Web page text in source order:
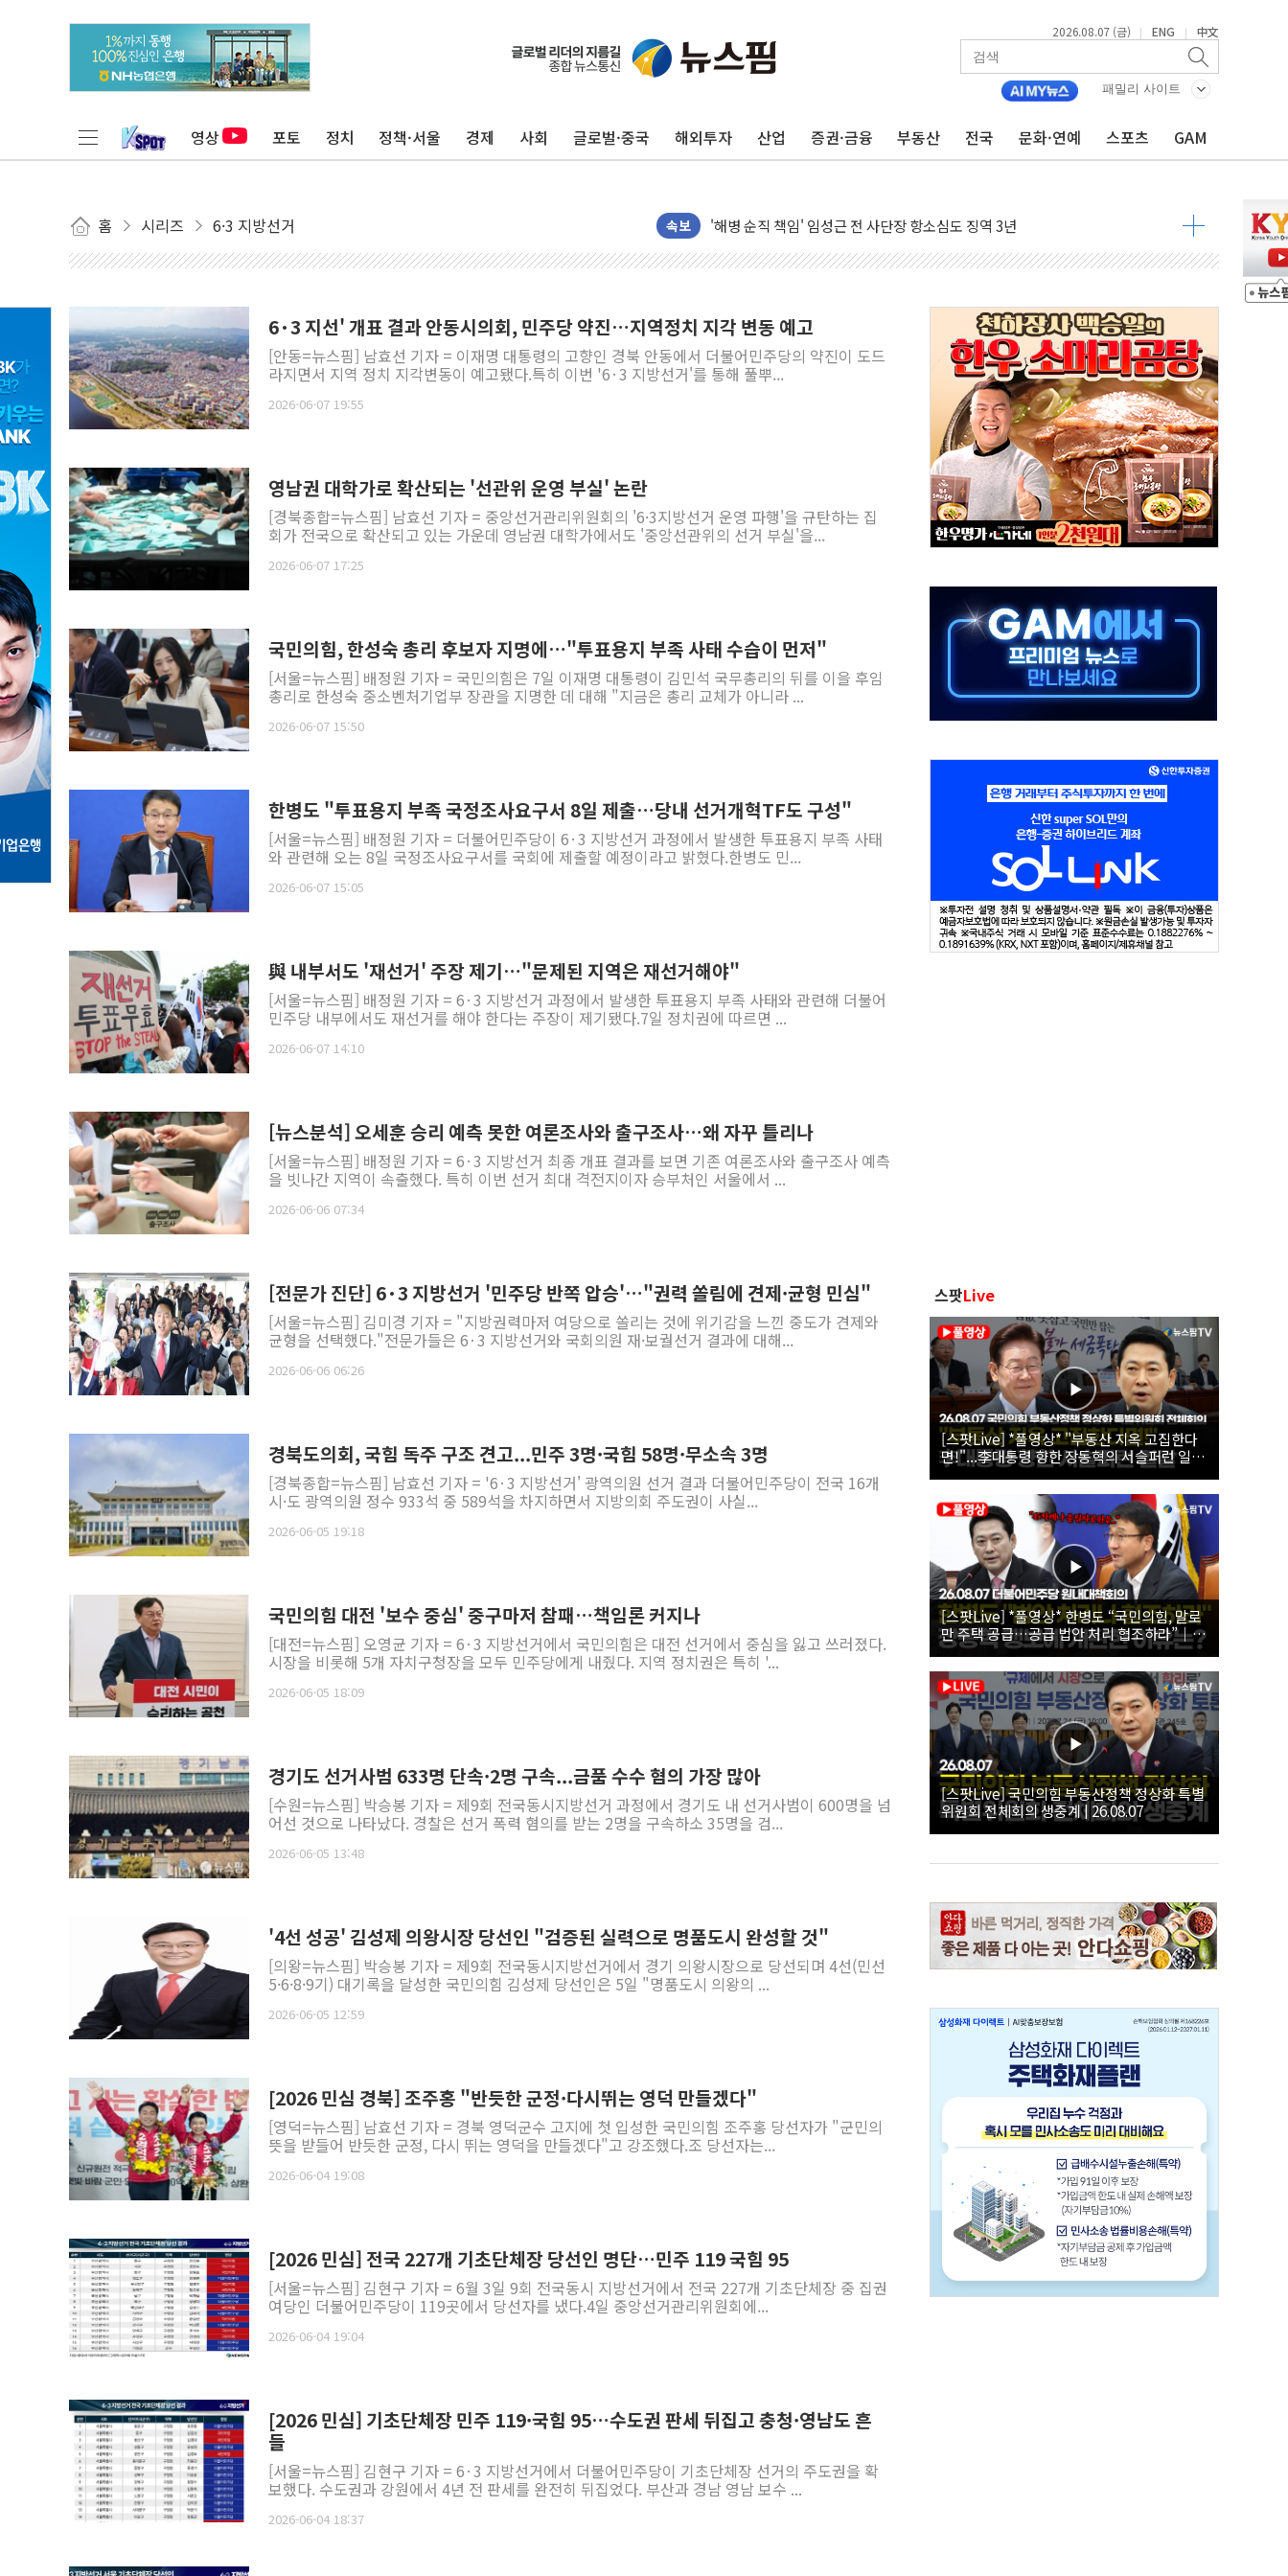
2026.08.07 (금) | ENG | 中文
패밀리 사이트
영상 포토 정치 정책·서울 경제 사회 글로벌·중국 해외투자 산업 증권·금융 부동산 전국 문화·연예 스포츠 GAM
홈 시리즈 6·3 지방선거 속보
전남광주 화정역 인근 도로 4중 추돌…1명 심정지·5명 부상
청도 문수리 야산서 산불 진화 중...진화헬기 3대 투입
헥토이노베이션, 상반기 매출 첫 2000억원 돌파
우리은행, 고창해상풍력에 4000억 금융 지원
민병덕 "오늘 67개 점포 영업 재개...장바구니에 홈플러스 담아달라" 호소
하나금융이 쏘아 올린 CIFO, 금융지주 포용금융 조직개편 신호탄
종합특검, '尹 관저 이전 감사 무마' 유병호 구속 기소
코스피·코스닥 오전 동반 하락…내린 종목이 두 배 넘어
'입추'인데 연일 찜통더위…김성환 기후부 장관 "예측범위 벗어나도 즉시대응"
"최대 2시간 앞서 침수 예측"…건설연, AI 위험기상 기술 개발
유니슨 "국내생산세액공제·인증제도 개선 수혜 기대"
창호 교체하다 난간 무너져…대전서 50대 일용직 추락 사망
장동혁 "규제와 대출 풀고 재개발·재건축 촉진하는 것이 부동산 정상화"
AI에 승부 건 네이버…내년 AI 팩토리 매출 본격화
日, 4~6월 105조원 환시 개입...4월 말 '56조원' 사상 최대
오렌지플래닛 창업재단, 스타트업 지원 프로그램 성료
경찰, '300억대 사기 혐의' 차가원 대표 구속 송치
6·3 지선' 개표 결과 안동시의회, 민주당 약진…지역정치 지각 변동 예고
[안동=뉴스핌] 남효선 기자 = 이재명 대통령의 고향인 경북 안동에서 더불어민주당의 약진이 도드
라지면서 지역 정치 지각변동이 예고됐다.특히 이번 '6·3 지방선거'를 통해 풀뿌...
2026-06-07 19:55
영남권 대학가로 확산되는 '선관위 운영 부실' 논란
[경북종합=뉴스핌] 남효선 기자 = 중앙선거관리위원회의 '6·3지방선거 운영 파행'을 규탄하는 집
회가 전국으로 확산되고 있는 가운데 영남권 대학가에서도 '중앙선관위의 선거 부실'을...
2026-06-07 17:25
국민의힘, 한성숙 총리 후보자 지명에…"투표용지 부족 사태 수습이 먼저"
[서울=뉴스핌] 배정원 기자 = 국민의힘은 7일 이재명 대통령이 김민석 국무총리의 뒤를 이을 후임
총리로 한성숙 중소벤처기업부 장관을 지명한 데 대해 "지금은 총리 교체가 아니라 ...
2026-06-07 15:50
한병도 "투표용지 부족 국정조사요구서 8일 제출…당내 선거개혁TF도 구성"
[서울=뉴스핌] 배정원 기자 = 더불어민주당이 6·3 지방선거 과정에서 발생한 투표용지 부족 사태
와 관련해 오는 8일 국정조사요구서를 국회에 제출할 예정이라고 밝혔다.한병도 민...
2026-06-07 15:05
與 내부서도 '재선거' 주장 제기…"문제된 지역은 재선거해야"
[서울=뉴스핌] 배정원 기자 = 6·3 지방선거 과정에서 발생한 투표용지 부족 사태와 관련해 더불어
민주당 내부에서도 재선거를 해야 한다는 주장이 제기됐다.7일 정치권에 따르면 ...
2026-06-07 14:10
[뉴스분석] 오세훈 승리 예측 못한 여론조사와 출구조사…왜 자꾸 틀리나
[서울=뉴스핌] 배정원 기자 = 6·3 지방선거 최종 개표 결과를 보면 기존 여론조사와 출구조사 예측
을 빗나간 지역이 속출했다. 특히 이번 선거 최대 격전지이자 승부처인 서울에서 ...
2026-06-06 07:34
[전문가 진단] 6·3 지방선거 '민주당 반쪽 압승'…"권력 쏠림에 견제·균형 민심"
[서울=뉴스핌] 김미경 기자 = "지방권력마저 여당으로 쏠리는 것에 위기감을 느낀 중도가 견제와
균형을 선택했다."전문가들은 6·3 지방선거와 국회의원 재·보궐선거 결과에 대해...
2026-06-06 06:26
경북도의회, 국힘 독주 구조 견고...민주 3명·국힘 58명·무소속 3명
[경북종합=뉴스핌] 남효선 기자 = '6·3 지방선거' 광역의원 선거 결과 더불어민주당이 전국 16개
시·도 광역의원 정수 933석 중 589석을 차지하면서 지방의회 주도권이 사실...
2026-06-05 19:18
국민의힘 대전 '보수 중심' 중구마저 참패…책임론 커지나
[대전=뉴스핌] 오영균 기자 = 6·3 지방선거에서 국민의힘은 대전 선거에서 중심을 잃고 쓰러졌다.
시장을 비롯해 5개 자치구청장을 모두 민주당에게 내줬다. 지역 정치권은 특히 '...
2026-06-05 18:09
경기도 선거사범 633명 단속·2명 구속...금품 수수 혐의 가장 많아
[수원=뉴스핌] 박승봉 기자 = 제9회 전국동시지방선거 과정에서 경기도 내 선거사범이 600명을 넘
어선 것으로 나타났다. 경찰은 선거 폭력 혐의를 받는 2명을 구속하소 35명을 검...
2026-06-05 13:48
'4선 성공' 김성제 의왕시장 당선인 "검증된 실력으로 명품도시 완성할 것"
[의왕=뉴스핌] 박승봉 기자 = 제9회 전국동시지방선거에서 경기 의왕시장으로 당선되며 4선(민선
5·6·8·9기) 대기록을 달성한 국민의힘 김성제 당선인은 5일 "명품도시 의왕의 ...
2026-06-05 12:59
[2026 민심 경북] 조주홍 "반듯한 군정·다시뛰는 영덕 만들겠다"
[영덕=뉴스핌] 남효선 기자 = 경북 영덕군수 고지에 첫 입성한 국민의힘 조주홍 당선자가 "군민의
뜻을 받들어 반듯한 군정, 다시 뛰는 영덕을 만들겠다"고 강조했다.조 당선자는...
2026-06-04 19:08
[2026 민심] 전국 227개 기초단체장 당선인 명단…민주 119 국힘 95
[서울=뉴스핌] 김현구 기자 = 6월 3일 9회 전국동시 지방선거에서 전국 227개 기초단체장 중 집권
여당인 더불어민주당이 119곳에서 당선자를 냈다.4일 중앙선거관리위원회에...
2026-06-04 19:04
[2026 민심] 기초단체장 민주 119·국힘 95…수도권 판세 뒤집고 충청·영남도 흔
들
[서울=뉴스핌] 김현구 기자 = 6·3 지방선거에서 더불어민주당이 기초단체장 선거의 주도권을 확
보했다. 수도권과 강원에서 4년 전 판세를 완전히 뒤집었다. 부산과 경남 영남 보수 ...
2026-06-04 18:37
스팟Live
[스팟Live] *풀영상* "부동산 지옥 고집한다
면!"...李대통령 향한 장동혁의 서슬퍼런 일갈
| 26.08.07 국민의힘 부동산정책 정상화 특별
위원회 전체회의
[스팟Live] *풀영상* 한병도 “국민의힘, 말로
만 주택 공급…공급 법안 처리 협조하라”｜
26.08.07 더불어민주당 원내대책회의
[스팟Live] 국민의힘 부동산정책 정상화 특별
위원회 전체회의 생중계 | 26.08.07